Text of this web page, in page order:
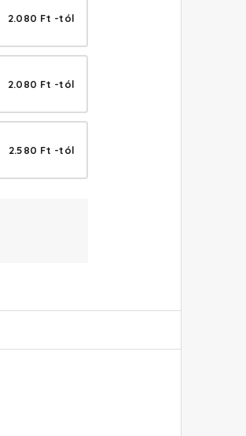
2.080 Ft -tól
2.080 Ft -tól
2.580 Ft -tól